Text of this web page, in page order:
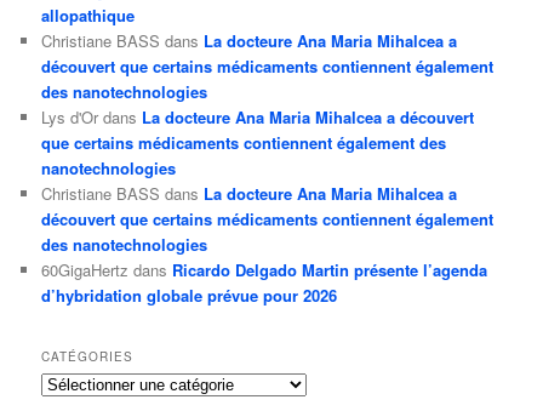
allopathique
Christiane BASS dans La docteure Ana Maria Mihalcea a
découvert que certains médicaments contiennent également
des nanotechnologies
Lys d'Or dans La docteure Ana Maria Mihalcea a découvert
que certains médicaments contiennent également des
nanotechnologies
Christiane BASS dans La docteure Ana Maria Mihalcea a
découvert que certains médicaments contiennent également
des nanotechnologies
60GigaHertz dans Ricardo Delgado Martin présente l’agenda
d’hybridation globale prévue pour 2026
CATÉGORIES
Catégories